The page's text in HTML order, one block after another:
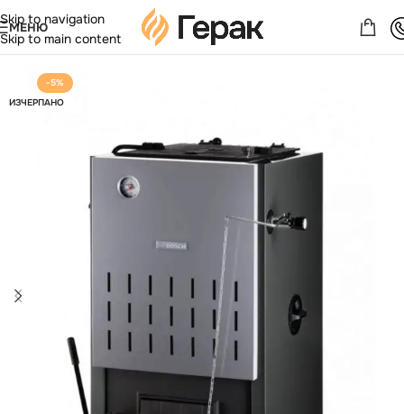
Skip to navigation
Skip to main content
МЕНЮ
-5%
ИЗЧЕРПАНО